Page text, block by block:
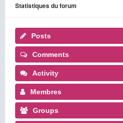
Statistiques du forum
Posts
Comments
Activity
Membres
Groups